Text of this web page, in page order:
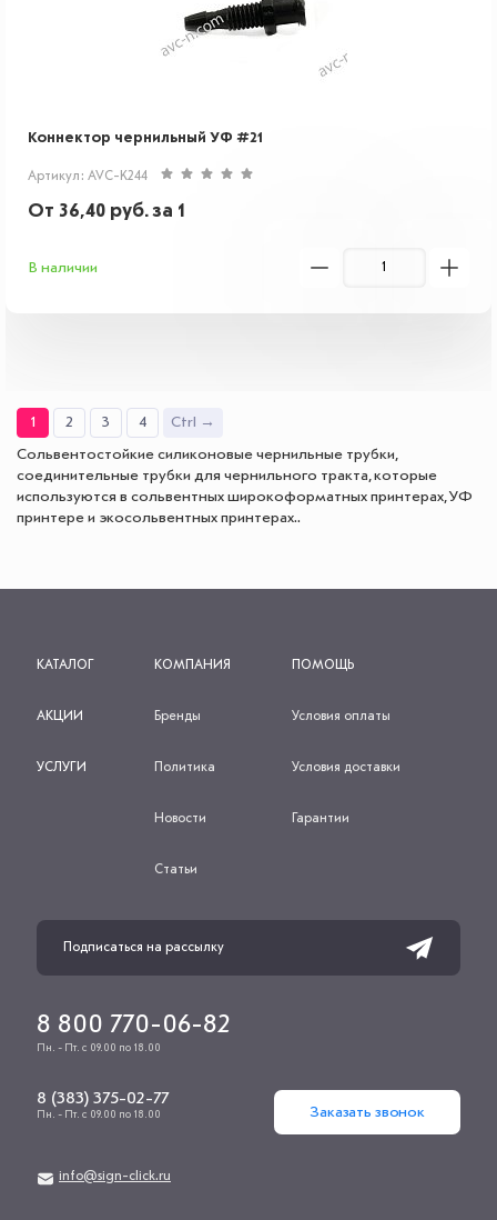
Коннектор чернильный УФ #21
Артикул: AVC-K244
От 36,40 руб.за 1
В наличии
1 2 3 4 Ctrl →
Сольвентостойкие силиконовые чернильные трубки,
соединительные трубки для чернильного тракта, которые
используются в сольвентных широкоформатных принтерах, УФ
принтере и экосольвентных принтерах..
КАТАЛОГ
АКЦИИ
УСЛУГИ
КОМПАНИЯ
Бренды
Политика
Новости
Статьи
ПОМОЩЬ
Условия оплаты
Условия доставки
Гарантии
8 800 770-06-82
Пн. - Пт. с 09.00 по 18.00
8 (383) 375-02-77
Пн. - Пт. с 09.00 по 18.00 Заказать звонок
info@sign-click.ru